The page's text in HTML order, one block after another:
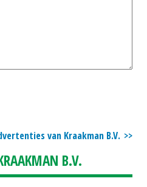
van Kraakman B.V.
B.V.